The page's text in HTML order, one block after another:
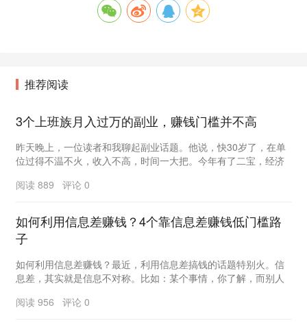
推荐阅读
3个上班族月入过万的副业，赚钱门槛并不高
昨天晚上，一位读者和我聊起副业话题。他说，快30岁了，在单
位过得不温不火，收入不高，时间一大把。今年有了二宝，经济
阅读 889 评论 0
如何利用信息差赚钱？4个靠信息差赚钱低门槛路
子
如何利用信息差赚钱？最近，利用信息差搞钱的话题特别火。信
息差，其实就是信息不对称。比如：某个事情，你了解，而别人
阅读 956 评论 0